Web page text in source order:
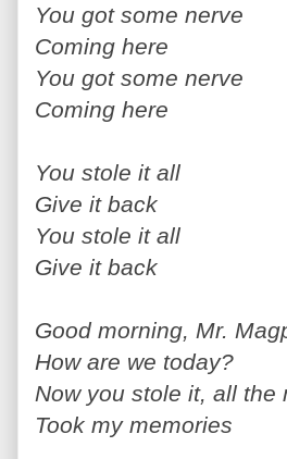
You got some nerve
Coming here
You got some nerve
Coming here
You stole it all
Give it back
You stole it all
Give it back
Good morning, Mr.
How are we today?
Now you stole it, all the
Took my memories